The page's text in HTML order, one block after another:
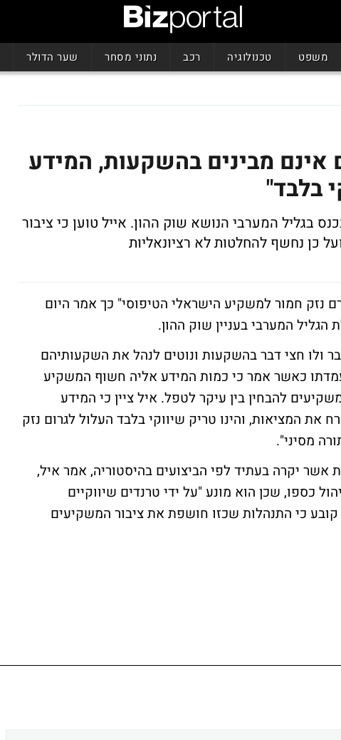
משפט טכנולוגיה רכב נתוני מסחר שער הדולר
אינם מבינים בהשקעות, המידע
בלבד"
בגליל המערבי הנושא שוק ההון. אייל טוען כי ציבור
כן נחשף להחלטות לא רציונאליות
נזק חמור למשקיע הישראלי הטיפוסי" כך אמר היום
הגליל המערבי בעניין שוק ההון.
ולו חצי דבר בהשקעות ונוטים לנהל את השקעותיהם
כאשר אמר כי כמות המידע אליה חשוף המשקיע
להבחין בין עיקר לטפל. איל ציין כי המידע
את המציאות, והינו טריק שיווקי בלבד העלול לגרום נזק
מסיני".
יקרה בעתיד לפי הביצועים בהיסטוריה, אמר איל,
כספו, שכן הוא מונע "על ידי טרנדים שיווקיים
כי התנהלות שכזו חושפת את ציבור המשקיעים